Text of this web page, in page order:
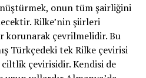
onun tüm şairliğini
Rilke’nin şiirleri
korunarak çevrilmelidir. Bu
Türkçedeki tek Rilke çevirisi
ciltlik çevirisidir. Kendisi de